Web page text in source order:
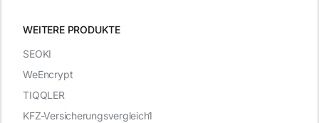
WEITERE PRODUKTE
SEOKI
WeEncrypt
TIQQLER
KFZ-Versicherungsvergleich1